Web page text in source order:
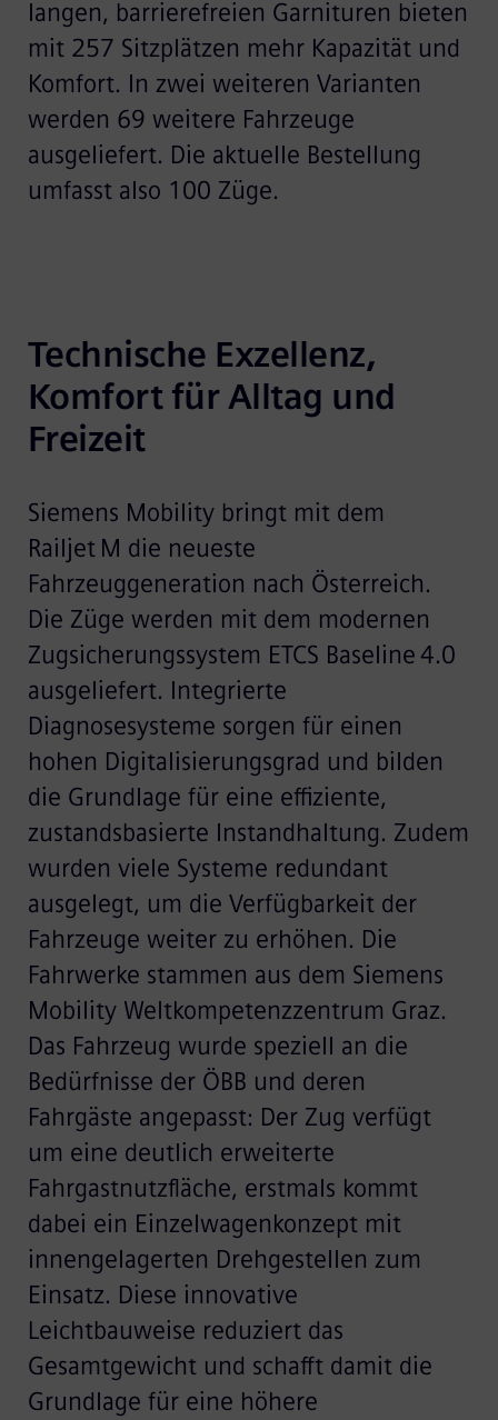
langen, barrierefreien Garnituren bieten
mit 257 Sitzplätzen mehr Kapazität und
Komfort. In zwei weiteren Varianten
werden 69 weitere Fahrzeuge
ausgeliefert. Die aktuelle Bestellung
umfasst also 100 Züge.
Technische Exzellenz,
Komfort für Alltag und
Freizeit
Siemens Mobility bringt mit dem
Railjet M die neueste
Fahrzeuggeneration nach Österreich.
Die Züge werden mit dem modernen
Zugsicherungssystem ETCS Baseline 4.0
ausgeliefert. Integrierte
Diagnosesysteme sorgen für einen
hohen Digitalisierungsgrad und bilden
die Grundlage für eine effiziente,
zustandsbasierte Instandhaltung. Zudem
wurden viele Systeme redundant
ausgelegt, um die Verfügbarkeit der
Fahrzeuge weiter zu erhöhen. Die
Fahrwerke stammen aus dem Siemens
Mobility Weltkompetenzzentrum Graz.
Das Fahrzeug wurde speziell an die
Bedürfnisse der ÖBB und deren
Fahrgäste angepasst: Der Zug verfügt
um eine deutlich erweiterte
Fahrgastnutzfläche, erstmals kommt
dabei ein Einzelwagenkonzept mit
innengelagerten Drehgestellen zum
Einsatz. Diese innovative
Leichtbauweise reduziert das
Gesamtgewicht und schafft damit die
Grundlage für eine höhere